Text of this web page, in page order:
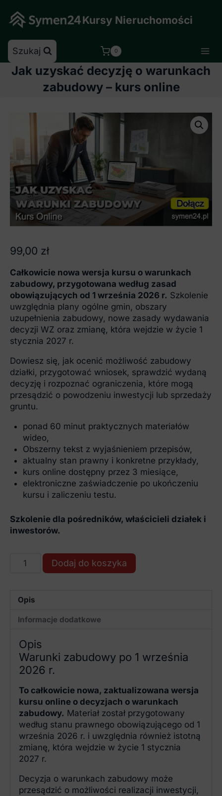
content
Kursy Nieruchomości
Szukaj 0
Jak uzyskać decyzję o warunkach
zabudowy – kurs online
99,00 zł
Całkowicie nowa wersja kursu o warunkach
zabudowy, przygotowana według zasad
obowiązujących od 1 września 2026 r. Szkolenie
uwzględnia plany ogólne gmin, obszary
uzupełnienia zabudowy, nowe zasady wydawania
decyzji WZ oraz zmianę, która wejdzie w życie 1
stycznia 2027 r.
Dowiesz się, jak ocenić możliwość zabudowy
działki, przygotować wniosek, sprawdzić wydaną
decyzję i rozpoznać ograniczenia, które mogą
przesądzić o powodzeniu inwestycji lub sprzedaży
gruntu.
ponad 60 minut praktycznych materiałów
wideo,
Obszerny tekst z wyjaśnieniem przepisów,
aktualny stan prawny i konkretne przykłady,
kurs online dostępny przez 3 miesiące,
elektroniczne zaświadczenie po ukończeniu
kursu i zaliczeniu testu.
Szkolenie dla pośredników, właścicieli działek i
inwestorów.
ilość
warunkach
kurs
online
Dodaj do koszyka
Opis
Informacje dodatkowe
Opis
Warunki zabudowy po 1 września
2026 r.
To całkowicie nowa, zaktualizowana wersja
kursu online o decyzjach o warunkach
zabudowy. Materiał został przygotowany
według stanu prawnego obowiązującego od 1
września 2026 r. i uwzględnia również istotną
zmianę, która wejdzie w życie 1 stycznia
2027 r.
Decyzja o warunkach zabudowy może
przesądzić o możliwości realizacji inwestycji,